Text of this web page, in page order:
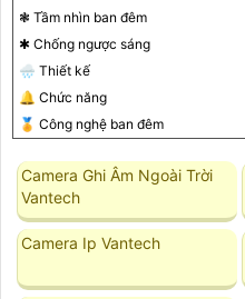
❃ Tầm nhìn ban đêm
✱ Chống ngược sáng
🌧️ Thiết kế
🔔 Chức năng
️🏅️ Công nghệ ban đêm
Camera Ghi Âm Ngoài Trời
Vantech
Camera Ip Vantech